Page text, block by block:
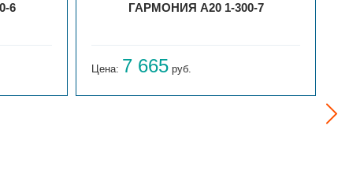
6 ГАРМОНИЯ А20 1-300-7
Цена: 7 665 руб.